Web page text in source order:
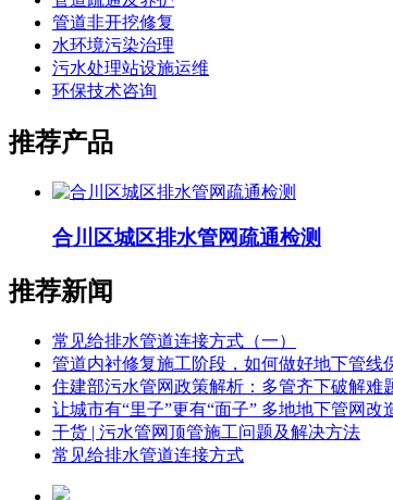
管道非开挖修复
水环境污染治理
污水处理站设施运维
环保技术咨询
推荐产品
合川区城区排水管网疏通检测
推荐新闻
常见给排水管道连接方式（一）
管道内衬修复施工阶段，如何做好地下管线
住建部污水管网政策解析：多管齐下破解难
让城市有“里子”更有“面子” 多地地下管网改
干货 | 污水管网顶管施工问题及解决方法
常见给排水管道连接方式